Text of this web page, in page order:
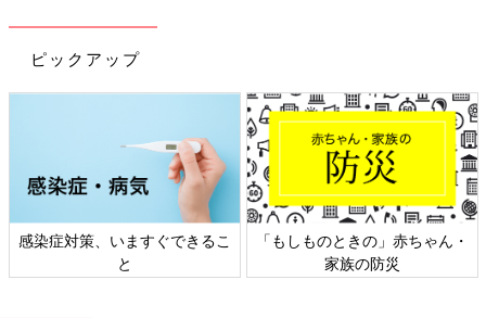
こうした講座を調べて参加するのもいいですし、もし時間がない
法とAEDの使い方などを紹介しているので、そうした動画を見て
長女が生まれて、夫婦で心肺蘇生法の練習を開始
ピックアップ
感染症対策、いますぐできるこ
と
「もしものときの」赤ちゃん・
家族の防災